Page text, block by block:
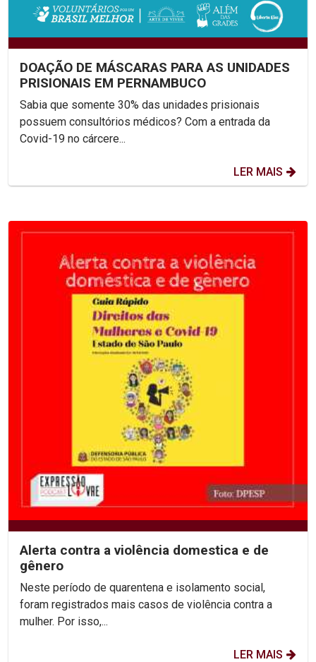
DOAÇÃO DE MÁSCARAS PARA AS UNIDADES
PRISIONAIS EM PERNAMBUCO
Sabia que somente 30% das unidades prisionais
possuem consultórios médicos? Com a entrada da
Covid-19 no cárcere...
LER MAIS
Alerta contra a violência domestica e de
gênero
Neste período de quarentena e isolamento social,
foram registrados mais casos de violência contra a
mulher. Por isso,...
LER MAIS